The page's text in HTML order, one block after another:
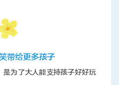
带给更多孩子
是为了大人能支持孩子好好玩